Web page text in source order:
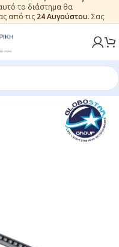
το διάστημα θα
από τις 24 Αυγούστου. Σας